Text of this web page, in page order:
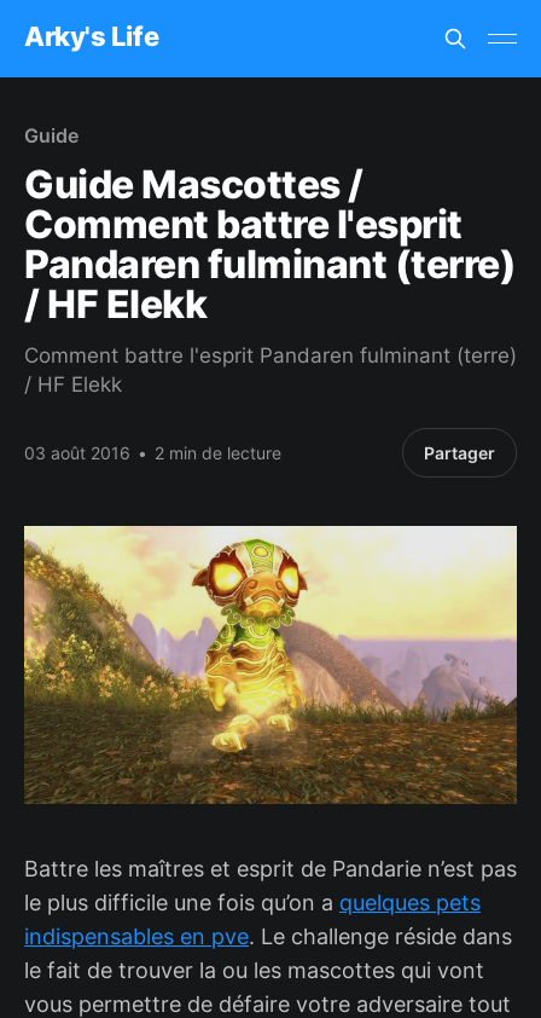
Arky's Life
Guide
Guide Mascottes /
Comment battre l'esprit
Pandaren fulminant (terre)
/ HF Elekk
Comment battre l'esprit Pandaren fulminant (terre)
/ HF Elekk
03 août 2016 • 2 min de lecture Partager
Battre les maîtres et esprit de Pandarie n’est pas
le plus difficile une fois qu’on a quelques pets
indispensables en pve. Le challenge réside dans
le fait de trouver la ou les mascottes qui vont
vous permettre de défaire votre adversaire tout